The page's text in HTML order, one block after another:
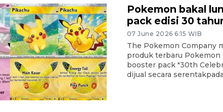
Pokemon bakal
pack edisi 30
07 June 2026 6:15 WIB
The Pokemon Company
produk terbaru Pokemon
booster pack "30th
dijual secara